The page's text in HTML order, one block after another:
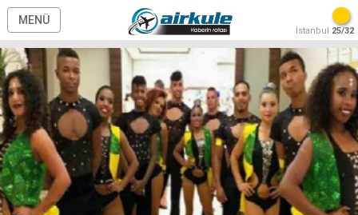
MENÜ
İstanbul 25/32